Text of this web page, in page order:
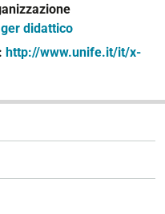
didattico
http://www.unife.it/it/x-